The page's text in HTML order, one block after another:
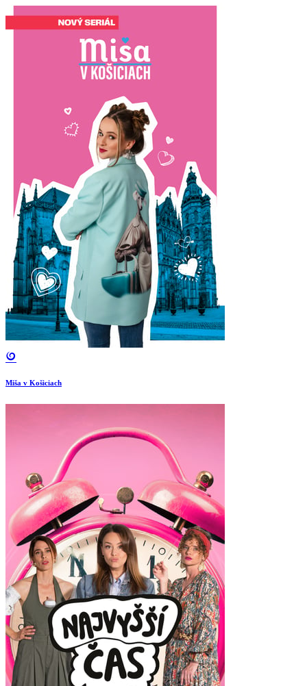
Miša v Košiciach